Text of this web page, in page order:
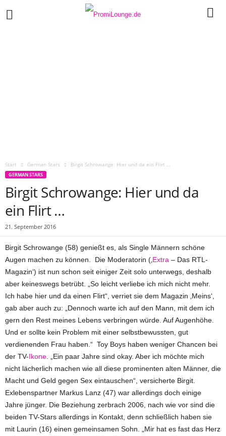
Start German Stars Birgit Schrowange: Hier und da ein Flirt …
GERMAN STARS
Birgit Schrowange: Hier und da
ein Flirt …
21. September 2016
Birgit Schrowange (58) genießt es, als Single Männern schöne
Augen machen zu können. Die Moderatorin (‚ Extra – Das RTL-
Magazin‘) ist nun schon seit einiger Zeit solo unterwegs, deshalb
aber keineswegs betrübt. „So leicht verliebe ich mich nicht mehr.
Ich habe hier und da einen Flirt“, verriet sie dem Magazin ‚Meins‘,
gab aber auch zu: „Dennoch warte ich auf den Mann, mit dem ich
gern den Rest meines Lebens verbringen würde. Auf Augenhöhe.
Und er sollte kein Problem mit einer selbstbewussten, gut
verdienenden Frau haben.“ Toy Boys haben weniger Chancen bei
der TV-Ikone . „Ein paar Jahre sind okay. Aber ich möchte mich
nicht lächerlich machen wie all diese prominenten alten Männer, die
Macht und Geld gegen Sex eintauschen“, versicherte Birgit.
Exlebenspartner Markus Lanz (47) war allerdings doch einige
Jahre jünger. Die Beziehung zerbrach 2006, nach wie vor sind die
beiden TV-Stars allerdings in Kontakt, denn schließlich haben sie
mit Laurin (16) einen gemeinsamen Sohn. „Mir hat es fast das Herz